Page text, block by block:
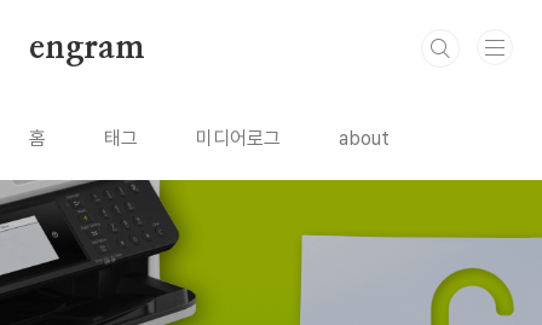
engram
홈 태그 미디어로그 about